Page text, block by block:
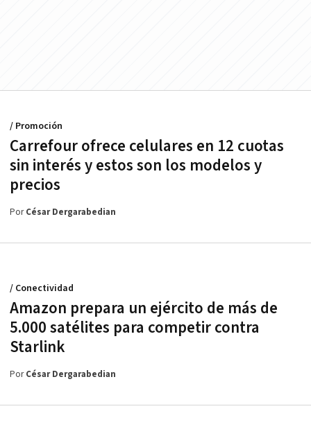
Carrefour ofrece celulares en 12 cuotas
sin interés y estos son los modelos y
precios
/ Promoción
PorCésar Dergarabedian
Amazon prepara un ejército de más de
5.000 satélites para competir contra
Starlink
/ Conectividad
PorCésar Dergarabedian